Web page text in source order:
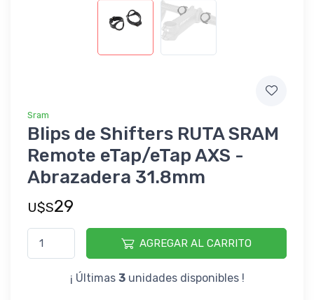
Sram
Blips de Shifters RUTA SRAM
Remote eTap/eTap AXS -
Abrazadera 31.8mm
U$S29
AGREGAR AL CARRITO
¡ Últimas 3unidades disponibles !